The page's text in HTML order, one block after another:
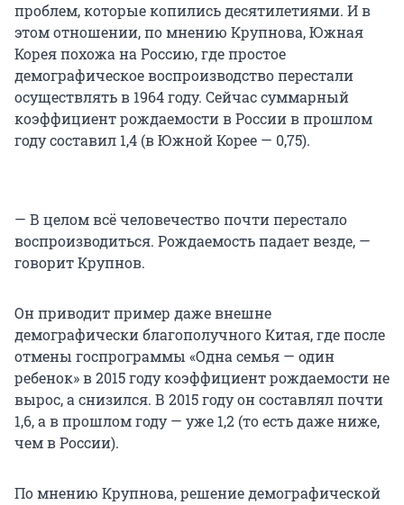
проблем, которые копились десятилетиями. И в
этом отношении, по мнению Крупнова, Южная
Корея похожа на Россию, где простое
демографическое воспроизводство перестали
осуществлять в 1964 году. Сейчас суммарный
коэффициент рождаемости в России в прошлом
году составил 1,4 (в Южной Корее — 0,75).
— В целом всё человечество почти перестало
воспроизводиться. Рождаемость падает везде, —
говорит Крупнов.
Он приводит пример даже внешне
демографически благополучного Китая, где после
отмены госпрограммы «Одна семья — один
ребенок»в 2015 годукоэффициент рождаемости не
вырос, а снизился. В 2015 году он составлял почти
1,6, а в прошлом году — уже 1,2 (то есть даже ниже,
чем в России).
По мнению Крупнова, решение демографической